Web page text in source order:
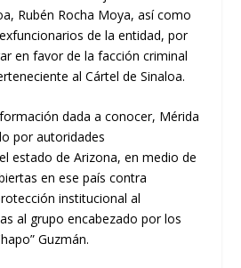
Rubén Rocha Moya, así como
de la entidad, por
en favor de la facción criminal
al Cártel de Sinaloa.
dada a conocer, Mérida
por autoridades
estado de Arizona, en medio de
en ese país contra
institucional al
al grupo encabezado por los
Guzmán.